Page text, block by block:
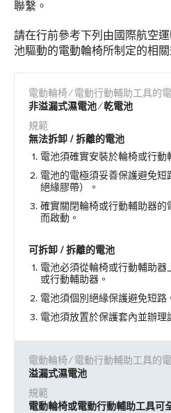
聯繫。
請在行前參考下列由國際航空
池驅動的電動輪椅所制定的相關
非溢漏式濕電池 ∕ 乾電池
無法拆卸 / 拆離的電池
電池須確實安裝於輪椅或行動
電池的電極須妥善保護避免短
絕緣膠帶）。
確實關閉輪椅或行動輔助器的
而啟動。
可拆卸 / 拆離的電池
電池必須從輪椅或行動輔助
或行動輔助器。
電池須個別絕緣保護避免短路
電池須放置於保護套內並辦理
溢漏式濕電池
電動輪椅或電動行動輔助工具可